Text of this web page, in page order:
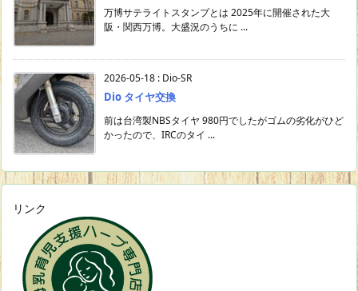
万博サテライトスタンプとは 2025年に開催された大
阪・関西万博。大盛況のうちに ...
2026-05-18 : Dio-SR
Dio タイヤ交換
前は台湾製NBSタイヤ 980円でしたがゴムの劣化がひど
かったので、IRCのタイ ...
リンク